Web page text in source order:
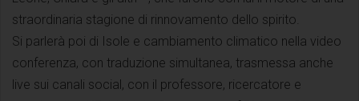
straordinaria stagione di rinnovamento dello spirito.
Si parlerà poi di Isole e cambiamento climatico nella video
conferenza, con traduzione simultanea, trasmessa anche
live sui canali social, con il professore, ricercatore e